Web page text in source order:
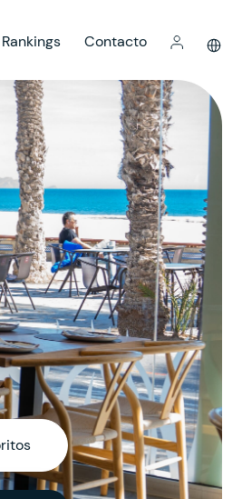
Rankings Contacto